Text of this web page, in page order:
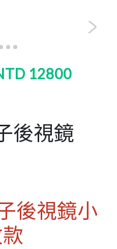
12800
後視鏡
後視鏡小